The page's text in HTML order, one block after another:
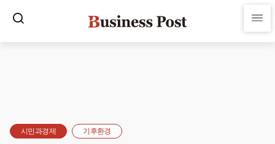
시민과경제 기후환경